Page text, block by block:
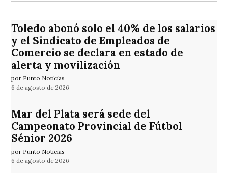
Toledo abonó solo el 40% de los salarios
y el Sindicato de Empleados de
Comercio se declara en estado de
alerta y movilización
por Punto Noticias
6 de agosto de 2026
Mar del Plata será sede del
Campeonato Provincial de Fútbol
Sénior 2026
por Punto Noticias
6 de agosto de 2026